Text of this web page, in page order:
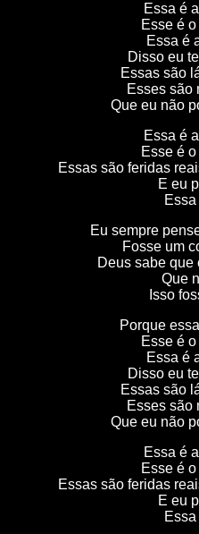
Essa é
Esse é o
Essa é
Disso eu
Essas são
Esses são
Que eu não
Essa é
Esse é o
Essas são feridas
E eu
Essa
Eu sempre
Fosse um
Deus sabe que
Que
Isso
Porque
Esse é o
Essa é
Disso eu
Essas são
Esses são
Que eu não
Essa é
Esse é o
Essas são feridas
E eu
Essa